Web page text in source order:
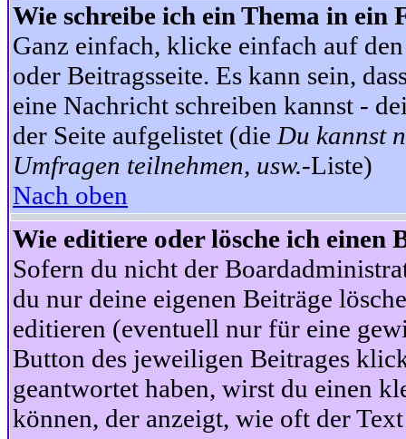
Wie schreibe ich ein Thema in ein
Ganz einfach, klicke einfach auf
oder Beitragsseite. Es kann sein,
eine Nachricht schreiben kannst -
der Seite aufgelistet (die Du kannst
Umfragen teilnehmen, usw.-Liste)
Nach oben
Wie editiere oder lösche ich einen
Sofern du nicht der
du nur deine eigenen Beiträge
editieren (eventuell nur für eine
Button des jeweiligen Beitrages
geantwortet haben, wirst du einen
können, der anzeigt, wie oft der